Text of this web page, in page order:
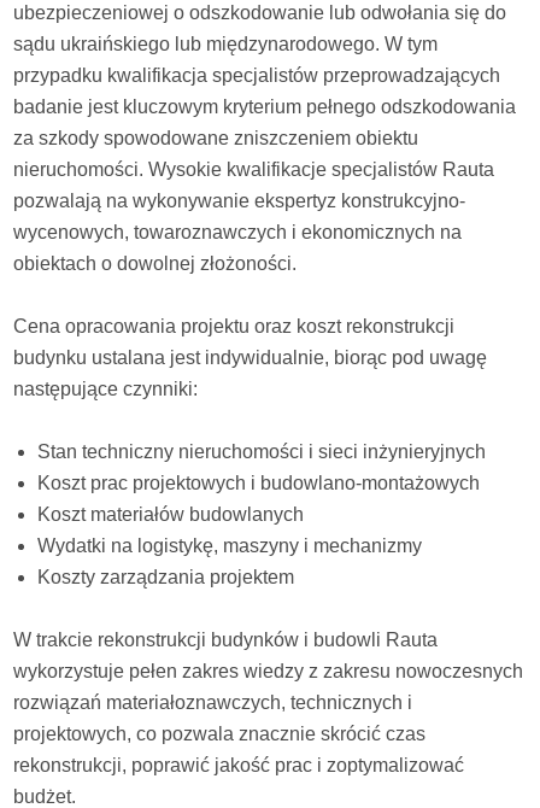
ubezpieczeniowej o odszkodowanie lub odwołania się do
sądu ukraińskiego lub międzynarodowego. W tym
przypadku kwalifikacja specjalistów przeprowadzających
badanie jest kluczowym kryterium pełnego odszkodowania
za szkody spowodowane zniszczeniem obiektu
nieruchomości. Wysokie kwalifikacje specjalistów Rauta
pozwalają na wykonywanie ekspertyz konstrukcyjno-
wycenowych, towaroznawczych i ekonomicznych na
obiektach o dowolnej złożoności.
Cena opracowania projektu oraz koszt rekonstrukcji
budynku ustalana jest indywidualnie, biorąc pod uwagę
następujące czynniki:
Stan techniczny nieruchomości i sieci inżynieryjnych
Koszt prac projektowych i budowlano-montażowych
Koszt materiałów budowlanych
Wydatki na logistykę, maszyny i mechanizmy
Koszty zarządzania projektem
W trakcie rekonstrukcji budynków i budowli Rauta
wykorzystuje pełen zakres wiedzy z zakresu nowoczesnych
rozwiązań materiałoznawczych, technicznych i
projektowych, co pozwala znacznie skrócić czas
rekonstrukcji, poprawić jakość prac i zoptymalizować
budżet.